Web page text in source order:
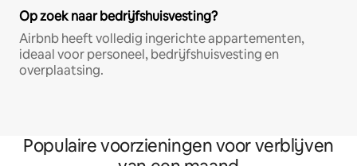
Op zoek naar bedrijfshuisvesting?
Airbnb heeft volledig ingerichte appartementen,
ideaal voor personeel, bedrijfshuisvesting en
overplaatsing.
Populaire voorzieningen voor verblijven